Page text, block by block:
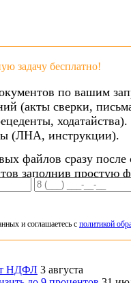
задачу бесплатно!
по вашим
(акты сверки,
ходатайства).
(ЛНА, инструкции).
файлов сразу после
заполнив простую
и соглашаетесь с политикой
НДФЛ 3 августа